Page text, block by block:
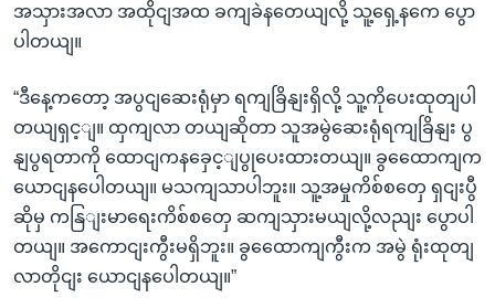
အသှားအလာ အထိုငျအထ ခကျခဲနတေယျလို့ သူ့ရှေ့နကေ ပွော
ပါတယျ။
“ဒီနေ့ကတော့ အပွငျဆေးရုံမှာ ရကျခြိနျးရှိလို့ သူ့ကိုပေးထုတျပါ
တယျရှင့ျ။ ထှကျလာ တယျဆိုတာ သူအမွဲဆေးရုံရကျခြိနျး ပွ
နျပွရတာကို ထောငျကနခှေင့ျပွုပေးထားတယျ။ ခွထေောကျက
ယောငျနပေါတယျ။ မသကျသာပါဘူး။ သူ့အမှုကိစ်စတှေ ရှငျးပွီ
ဆိုမှ ကနြျးမာရေးကိစ်စတှေ ဆကျသှားမယျလို့လညျး ပွောပါ
တယျ။ အကောငျးကွီးမရှိဘူး။ ခွထေောကျကွီးက အမွဲ ရုံးထုတျ
လာတိုငျး ယောငျနပေါတယျ။”